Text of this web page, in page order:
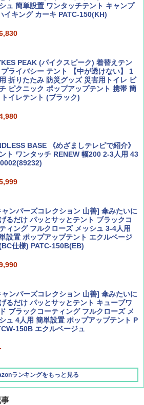
（エアライン）2026年9月号【特
ボーイング110周年を祝して！
歩き方A ヨーロッパ
ア 2026～2027 地球の歩き方A ヨーロッ
い日本地理 地図・統計・移動から読み
(講談社現代新書)
ュ 簡単設置 ワンタッチテント キャンプ
イキング カーキ PATC-150(KH)
PEAK (パイクスピーク) 着替えテン
プライバシー テント 【中が透けない】 1
折りたたみ 防災グッズ 災害用トイレ ビ
ピクニック ポップアップテント 携帯 簡
イレテント (ブラック)
BASE 《めざましテレビで紹介》
ト ワンタッチ RENEW 幅200 2-3人用 43
ンパーズコレクション 山善] 傘みたいに
るだけ パッとサッとテント ブラックコ
ィング フルクローズ メッシュ 3-4人用
設置 ポップアップテント エクルベージ
仕様) PATC-150B(EB)
ンパーズコレクション 山善] 傘みたいに
るだけ パッとサッとテント キューブワ
ブラックコーティング フルクローズ メ
ュ 4人用 簡単設置 ポップアップテント P
150B エクルベージュ
ランキングをもっと見る